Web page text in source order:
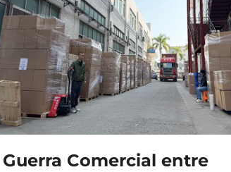
Guerra Comercial entre